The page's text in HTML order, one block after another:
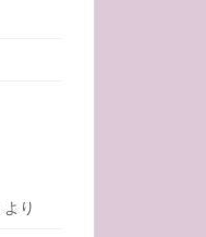
より